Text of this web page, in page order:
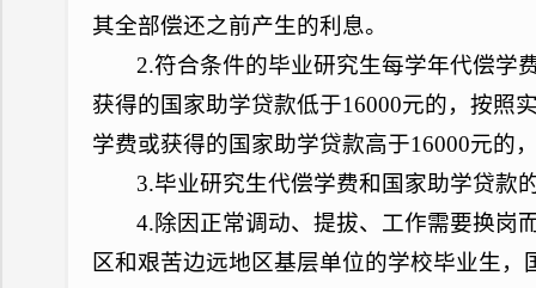
其全部偿还之前产生的利息。
2.符合条件的毕业研究生每学年代偿学
获得的国家助学贷款低于16000元的，按照
学费或获得的国家助学贷款高于16000元的
3.毕业研究生代偿学费和国家助学贷款
4.除因正常调动、提拔、工作需要换岗
区和艰苦边远地区基层单位的学校毕业生